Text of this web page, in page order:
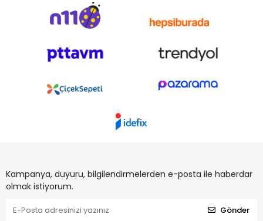
Kampanya, duyuru, bilgilendirmelerden e-posta ile haberdar
olmak istiyorum.
Gönder